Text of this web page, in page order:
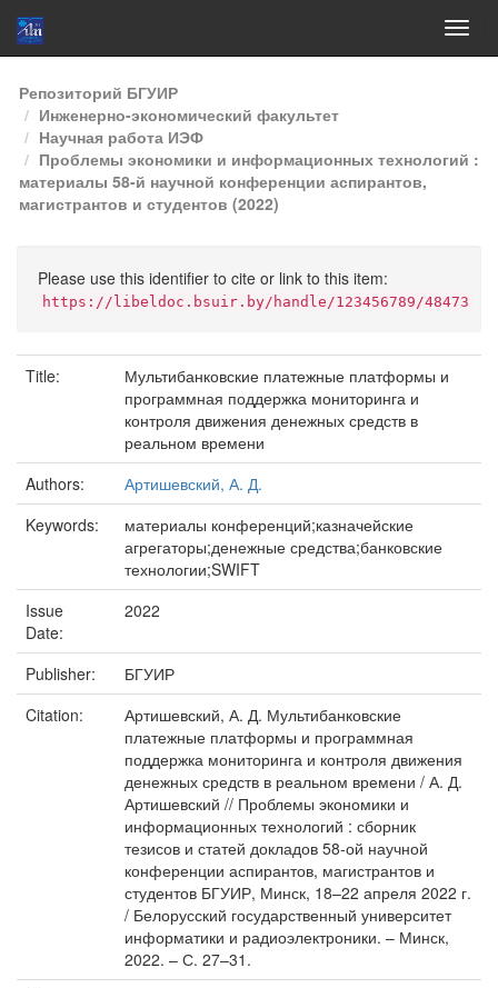
Skip
navigation
Репозиторий БГУИР
Инженерно-экономический факультет
Научная работа ИЭФ
Проблемы экономики и информационных технологий :
материалы 58-й научной конференции аспирантов,
магистрантов и студентов (2022)
Please use this identifier to cite or link to this item:
https://libeldoc.bsuir.by/handle/123456789/48473
Title:
Мультибанковские платежные платформы и
программная поддержка мониторинга и
контроля движения денежных средств в
реальном времени
Authors:
Артишевский, А. Д.
Keywords:
материалы конференций;казначейские
агрегаторы;денежные средства;банковские
технологии;SWIFT
Issue
Date:
2022
Publisher:
БГУИР
Citation:
Артишевский, А. Д. Мультибанковские
платежные платформы и программная
поддержка мониторинга и контроля движения
денежных средств в реальном времени / А. Д.
Артишевский // Проблемы экономики и
информационных технологий : сборник
тезисов и статей докладов 58-ой научной
конференции аспирантов, магистрантов и
студентов БГУИР, Минск, 18–22 апреля 2022 г.
/ Белорусский государственный университет
информатики и радиоэлектроники. – Минск,
2022. – С. 27–31.